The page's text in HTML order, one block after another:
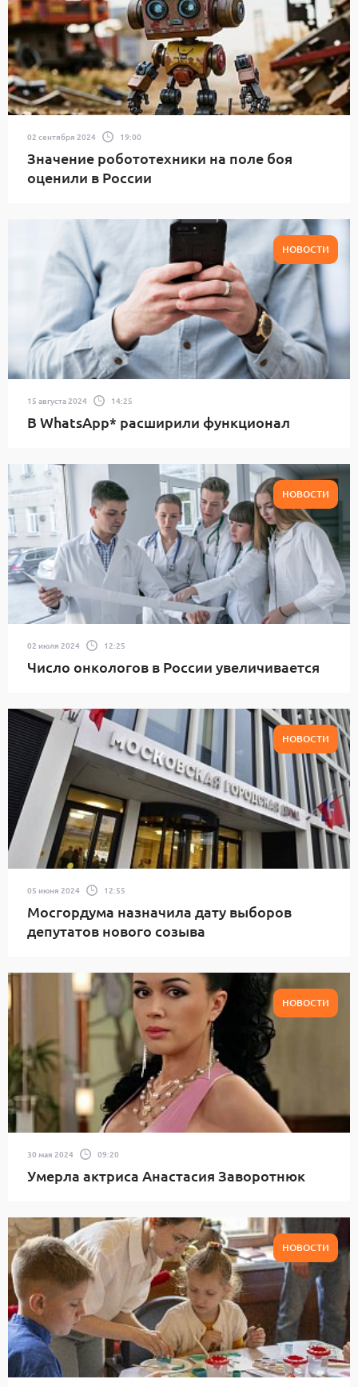
02 сентября 2024 19:00
Значение робототехники на поле боя
оценили в России
НОВОСТИ
15 августа 2024 14:25
В WhatsApp* расширили функционал
НОВОСТИ
02 июля 2024 12:25
Число онкологов в России увеличивается
НОВОСТИ
05 июня 2024 12:55
Мосгордума назначила дату выборов
депутатов нового созыва
НОВОСТИ
30 мая 2024 09:20
Умерла актриса Анастасия Заворотнюк
НОВОСТИ